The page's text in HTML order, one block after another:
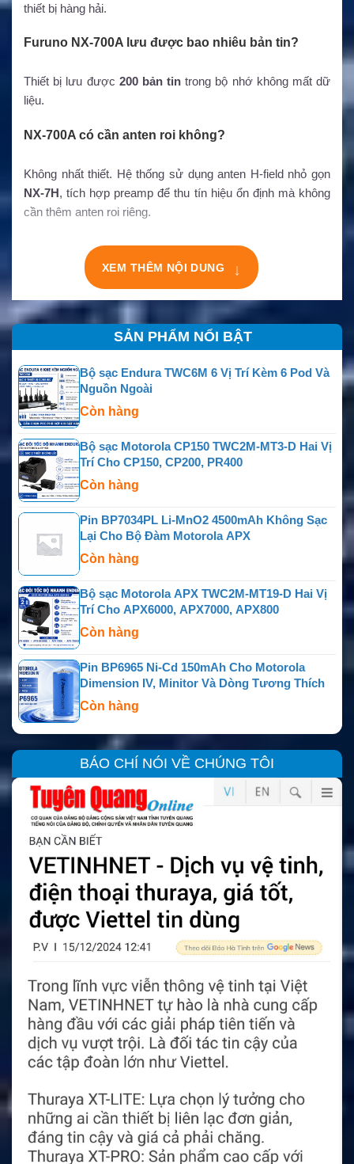
thiết bị hàng hải.
Furuno NX-700A lưu được bao nhiêu bản tin?
Thiết bị lưu được 200 bản tin trong bộ nhớ không mất dữ
liệu.
NX-700A có cần anten roi không?
Không nhất thiết. Hệ thống sử dụng anten H-field nhỏ gọn
NX-7H, tích hợp preamp để thu tín hiệu ổn định mà không
cần thêm anten roi riêng.
XEM THÊM NỘI DUNG ↓
SẢN PHẨM NỔI BẬT
Bộ sạc Endura TWC6M 6 Vị Trí Kèm 6 Pod Và
Nguồn Ngoài
Còn hàng
Bộ sạc Motorola CP150 TWC2M-MT3-D Hai Vị
Trí Cho CP150, CP200, PR400
Còn hàng
Pin BP7034PL Li-MnO2 4500mAh Không Sạc
Lại Cho Bộ Đàm Motorola APX
Còn hàng
Bộ sạc Motorola APX TWC2M-MT19-D Hai Vị
Trí Cho APX6000, APX7000, APX800
Còn hàng
Pin BP6965 Ni-Cd 150mAh Cho Motorola
Dimension IV, Minitor Và Dòng Tương Thích
Còn hàng
BÁO CHÍ NÓI VỀ CHÚNG TÔI